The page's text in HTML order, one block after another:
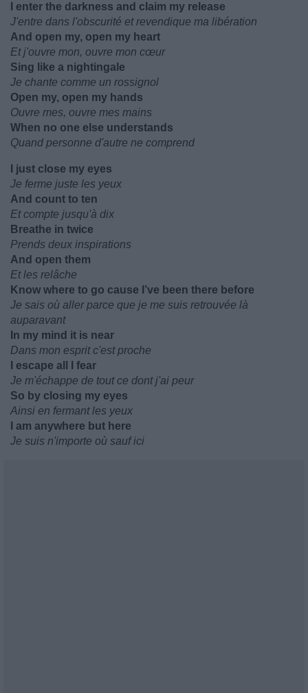
I enter the darkness and claim my release
J'entre dans l'obscurité et revendique ma libération
And open my, open my heart
Et j'ouvre mon, ouvre mon cœur
Sing like a nightingale
Je chante comme un rossignol
Open my, open my hands
Ouvre mes, ouvre mes mains
When no one else understands
Quand personne d'autre ne comprend
I just close my eyes
Je ferme juste les yeux
And count to ten
Et compte jusqu'à dix
Breathe in twice
Prends deux inspirations
And open them
Et les relâche
Know where to go cause I’ve been there before
Je sais où aller parce que je me suis retrouvée là
auparavant
In my mind it is near
Dans mon esprit c'est proche
I escape all I fear
Je m'échappe de tout ce dont j'ai peur
So by closing my eyes
Ainsi en fermant les yeux
I am anywhere but here
Je suis n'importe où sauf ici